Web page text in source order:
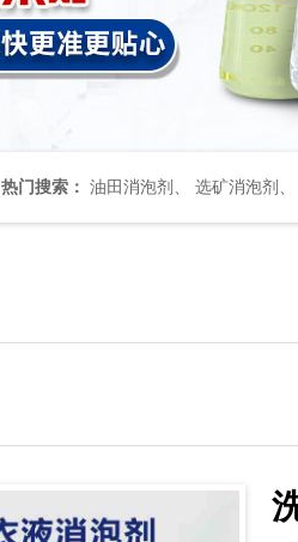
热门搜索： 油田消泡剂 选矿消泡剂